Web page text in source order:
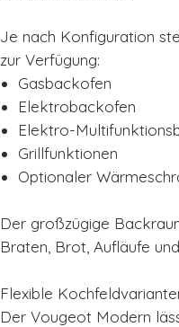
Je nach Konfiguration
zur Verfügung:
Gasbackofen
Elektrobackofen
Elektro-
Grillfunktionen
Optionaler
Der großzügige
Braten, Brot, Aufläufe
Flexible
Der Vougeot Modern